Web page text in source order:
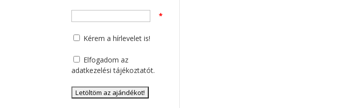
*
Kérem a hírlevelet is!
Elfogadom az
adatkezelési tájékoztatót.